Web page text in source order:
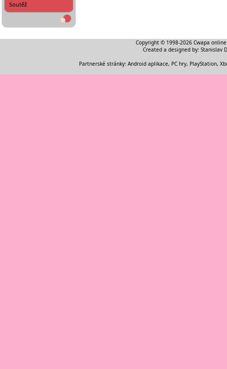
Soutěž
Copyright © 1998-2026 Cwapa
Created a designed by: Stanislav
Partnerské stránky: Android aplikace, PC hry, PlayStation,